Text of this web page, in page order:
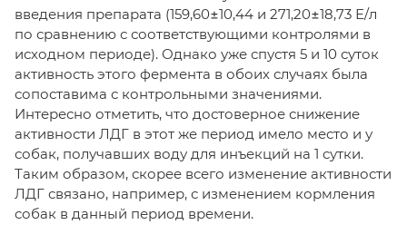
введения препарата (159,60±10,44 и 271,20±18,73 Е/л
по сравнению с соответствующими контролями в
исходном периоде). Однако уже спустя 5 и 10 суток
активность этого фермента в обоих случаях была
сопоставима с контрольными значениями.
Интересно отметить, что достоверное снижение
активности ЛДГ в этот же период имело место и у
собак, получавших воду для инъекций на 1 сутки.
Таким образом, скорее всего изменение активности
ЛДГ связано, например, с изменением кормления
собак в данный период времени.